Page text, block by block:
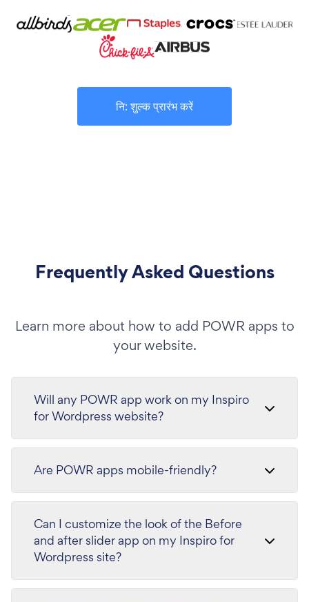
नि: शुल्क प्रारंभ करें
Frequently Asked Questions
Learn more about how to add POWR apps to
your website.
Will any POWR app work on my Inspiro
for Wordpress website?
Are POWR apps mobile-friendly?
Can I customize the look of the Before
and after slider app on my Inspiro for
Wordpress site?